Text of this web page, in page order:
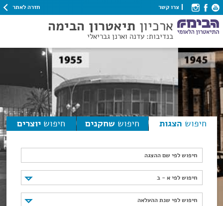
צרו קשר חזרה לאתר
ארכיון תיאטרון הבימה
בנדיבות: עדנה וארנן גבריאלי
חיפוש הצגות חיפוש שחקנים חיפוש יוצרים
חיפוש לפי שם ההצגה
חיפוש לפי א - ב
חיפוש לפי א - ב
חיפוש לפי שנת ההעלאה
חיפוש לפי שנת ההעלאה